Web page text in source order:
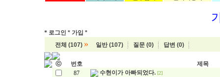
* 로그인 * 가입 *
전체 (107) » 일반 (107) 질문 (0) 답변 (0)
ⓒ 번호
제목
87
수현이가 아빠되었다. [2]